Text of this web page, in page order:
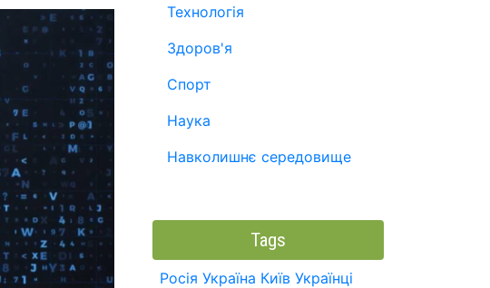
Технологія
Здоров'я
Спорт
Наука
Навколишнє середовище
Tags
Росія Україна Київ Українці